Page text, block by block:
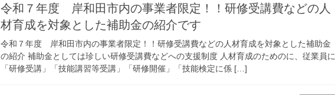
令和７年度 岸和田市内の事業者限定！！研修受講費などの人
材育成を対象とした補助金の紹介です
令和７年度 岸和田市内の事業者限定！！研修受講費などの人材育成を対象とした補助金
の紹介 補助金としては珍しい研修受講費などへの支援制度 人材育成のためのに、従業員に
「研修受講」「技能講習等受講」「研修開催」「技能検定に係 […]